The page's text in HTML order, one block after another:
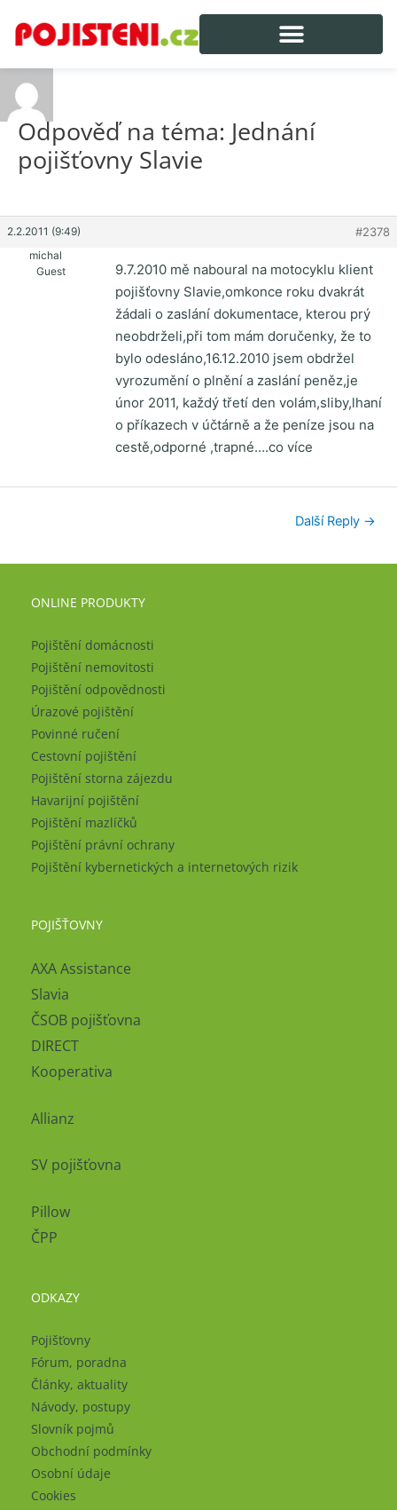
Odpověď na téma: Jednání
pojišťovny Slavie
2.2.2011 (9:49) #2378
michal
Guest
9.7.2010 mě naboural na motocyklu klient
pojišťovny Slavie,omkonce roku dvakrát
žádali o zaslání dokumentace, kterou prý
neobdrželi,při tom mám doručenky, že to
bylo odesláno,16.12.2010 jsem obdržel
vyrozumění o plnění a zaslání peněz,je
únor 2011, každý třetí den volám,sliby,lhaní
o příkazech v účtárně a že peníze jsou na
cestě,odporné ,trapné….co více
Další Reply →
ONLINE PRODUKTY
Pojištění domácnosti
Pojištění nemovitosti
Pojištění odpovědnosti
Úrazové pojištění
Povinné ručení
Cestovní pojištění
Pojištění storna zájezdu
Havarijní pojištění
Pojištění mazlíčků
Pojištění právní ochrany
Pojištění kybernetických a internetových rizik
POJIŠŤOVNY
AXA Assistance
Slavia
ČSOB pojišťovna
DIRECT
Kooperativa
Allianz
SV pojišťovna
Pillow
ČPP
ODKAZY
Pojišťovny
Fórum, poradna
Články, aktuality
Návody, postupy
Slovník pojmů
Obchodní podmínky
Osobní údaje
Cookies